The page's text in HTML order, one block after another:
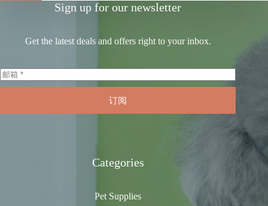
Sign up for our newsletter
Get the latest deals and offers right to your inbox.
订阅
Categories
Pet Supplies